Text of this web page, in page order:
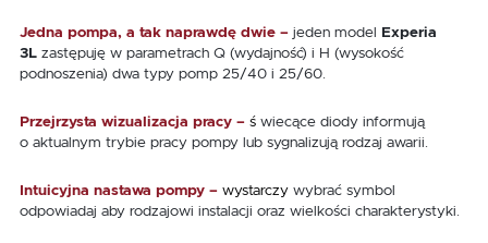
Jedna pompa, a tak naprawdę dwie – jeden model
Experia
3L zastępuję w parametrach Q (wydajność) i H (wysokość
podnoszenia) dwa typy pomp 25/40 i 25/60.
Przejrzysta wizualizacja pracy – ś wiecące diody informują
o aktualnym trybie pracy pompy lub sygnalizują rodzaj awarii.
Intuicyjna nastawa pompy – wystarczy wybrać symbol
odpowiadaj aby rodzajowi instalacji oraz wielkości charakterystyki.